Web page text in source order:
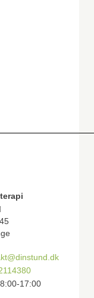
17:00